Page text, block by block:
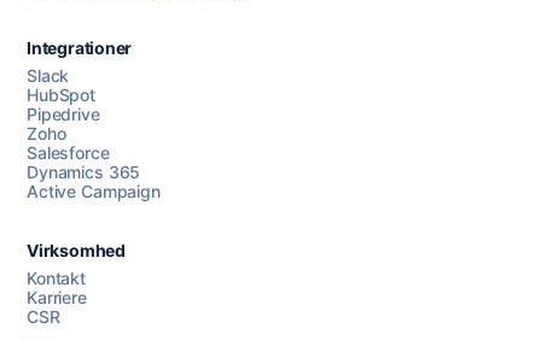
Chat med os
AI Campaign Assist
Integrationer
Slack
HubSpot
Pipedrive
Zoho
Salesforce
Dynamics 365
Active Campaign
Virksomhed
Kontakt
Karriere
CSR